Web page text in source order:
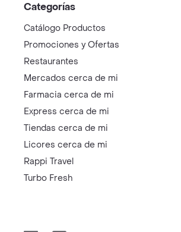
Categorías
Catálogo Productos
Promociones y Ofertas
Restaurantes
Mercados cerca de mi
Farmacia cerca de mi
Express cerca de mi
Tiendas cerca de mi
Licores cerca de mi
Rappi Travel
Turbo Fresh